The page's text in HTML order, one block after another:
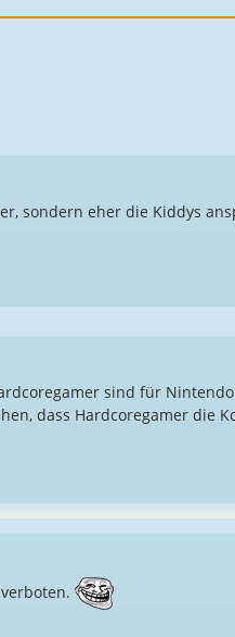
sondern eher die Kiddys
sind für
dass Hardcoregamer die